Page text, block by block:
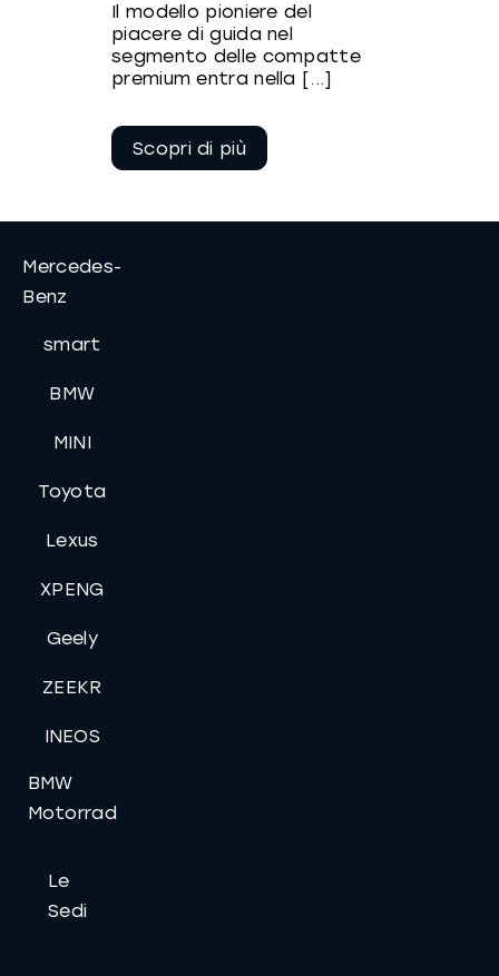
Il modello pioniere del
piacere di guida nel
segmento delle compatte
premium entra nella [...]
leggere
Mercedes-
Benz
smart
BMW
MINI
Toyota
Lexus
XPENG
Geely
ZEEKR
INEOS
BMW
Motorrad
Le
Sedi